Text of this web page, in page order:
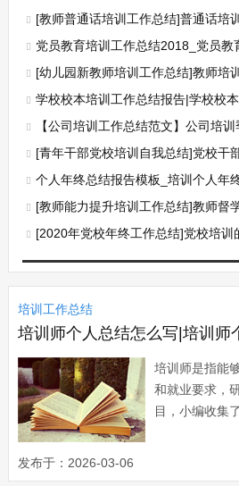
[教师普通话培训工作总结]普通话培
党员教育培训工作总结2018_党员教
[幼儿园新教师培训工作总结]教师培
学校校本培训工作总结报告|学校校
【公司培训工作总结范文】公司培
[青年干部党校培训自我总结]党校干
个人年终总结报告模板_培训个人年
[教师能力提升培训工作总结]教师督
[2020年党校年终工作总结]党校培训
培训工作总结
培训师个人总结怎么写|培训师
培训师是指能
和就业要求，
目，小编收集
我有幸参加了
第一次参加这
发布于：2026-03-06